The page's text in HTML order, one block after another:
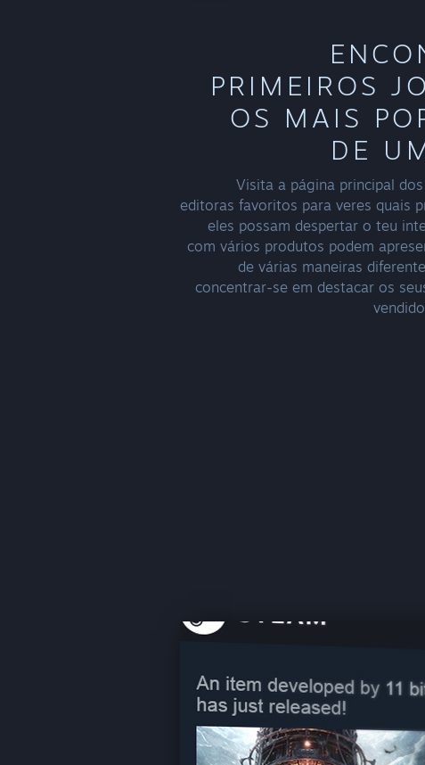
PRIMEIROS
OS MAIS
DE
Visita a página principal
editoras favoritos para veres quais
eles possam despertar o teu
com vários produtos podem
de várias maneiras
concentrar-se em destacar os